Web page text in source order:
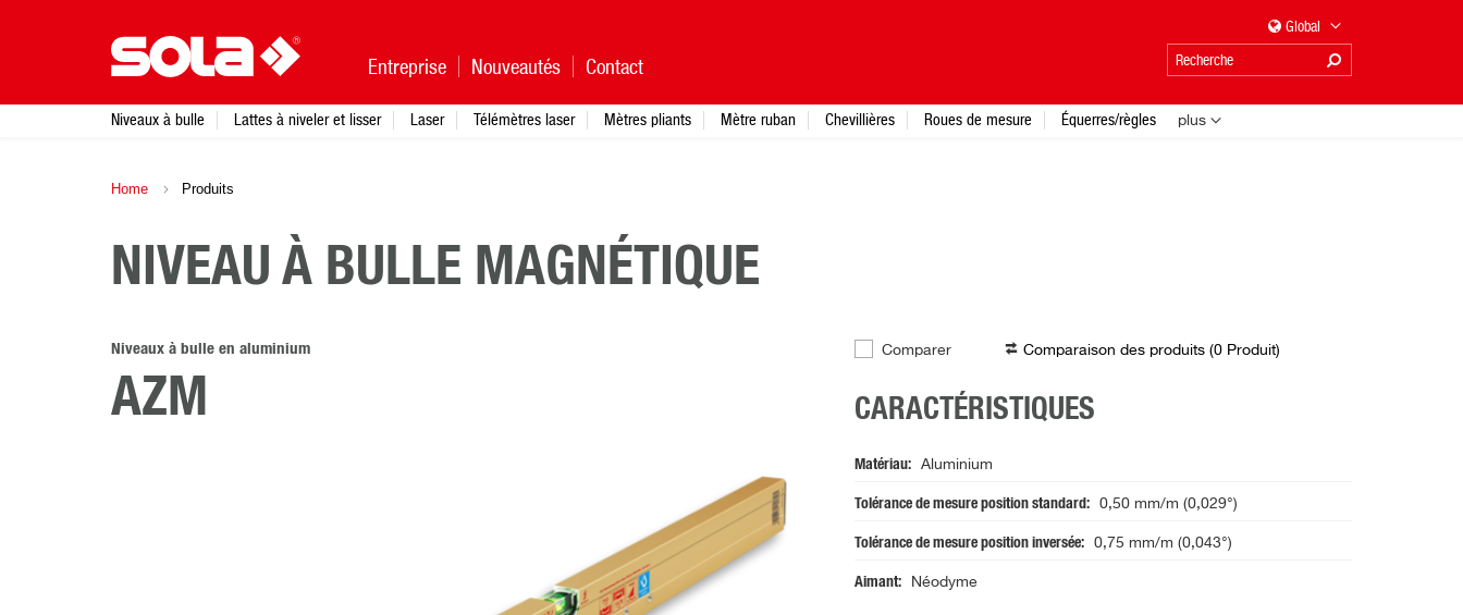
Home Produits
NIVEAU À BULLE MAGNÉTIQUE
Niveaux à bulle en aluminium
AZM
Comparer Comparaison des produits (0 Produit)
CARACTÉRISTIQUES
Matériau Aluminium
Tolérance de mesure position standard 0,50 mm/m (0,029°)
Tolérance de mesure position inversée 0,75 mm/m (0,043°)
Aimant Néodyme
Entreprise Nouveautés Contact
Global
Niveaux à bulle Lattes à niveler et lisser Laser Télémètres laser Mètres pliants Mètre ruban Chevillières Roues de mesure Équerres/règles plus